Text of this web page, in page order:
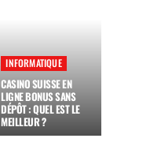
INFORMATIQUE
CASINO SUISSE EN
LIGNE BONUS SANS
DÉPÔT : QUEL EST LE
MEILLEUR ?